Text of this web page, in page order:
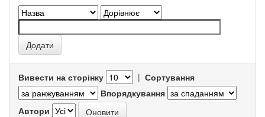
Вивести на сторінку | Сортування
Впорядкування
Автори